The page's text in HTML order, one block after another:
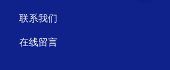
联系我们
在线留言